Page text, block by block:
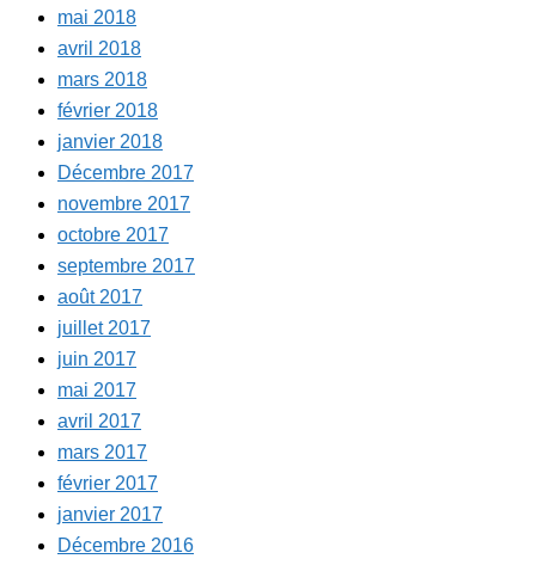
mai 2018
avril 2018
mars 2018
février 2018
janvier 2018
Décembre 2017
novembre 2017
octobre 2017
septembre 2017
août 2017
juillet 2017
juin 2017
mai 2017
avril 2017
mars 2017
février 2017
janvier 2017
Décembre 2016